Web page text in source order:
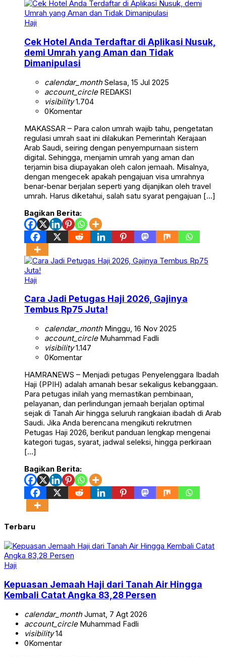
Haji
Cek Hotel Anda Terdaftar di Aplikasi Nusuk,
demi Umrah yang Aman dan Tidak
Dimanipulasi
calendar_monthSelasa, 15 Jul 2025
account_circleREDAKSI
visibility1.704
0Komentar
MAKASSAR – Para calon umrah wajib tahu, pengetatan
regulasi umrah saat ini dilakukan Pemerintah Kerajaan
Arab Saudi, seiring dengan penyempurnaan sistem
digital. Sehingga, menjamin umrah yang aman dan
terjamin bisa diupayakan oleh calon jemaah. Misalnya,
dengan mengecek apakah pengajuan visa umrahnya
benar-benar berjalan seperti yang dijanjikan oleh travel
umrah. Harus diketahui, salah satu syarat pengajuan […]
Bagikan Berita:
Haji
Cara Jadi Petugas Haji 2026, Gajinya
Tembus Rp75 Juta!
calendar_monthMinggu, 16 Nov 2025
account_circleMuhammad Fadli
visibility1.147
0Komentar
HAMRANEWS – Menjadi petugas Penyelenggara Ibadah
Haji (PPIH) adalah amanah besar sekaligus kebanggaan.
Para petugas inilah yang memastikan pembinaan,
pelayanan, dan perlindungan jemaah berjalan optimal
sejak di Tanah Air hingga seluruh rangkaian ibadah di Arab
Saudi. Jika Anda berencana mengikuti rekrutmen
Petugas Haji 2026, berikut panduan lengkap mengenai
kategori tugas, syarat, jadwal seleksi, hingga perkiraan
[…]
Bagikan Berita:
Terbaru
Haji
Kepuasan Jemaah Haji dari Tanah Air Hingga
Kembali Catat Angka 83,28 Persen
calendar_monthJumat, 7 Agt 2026
account_circleMuhammad Fadli
visibility14
0Komentar